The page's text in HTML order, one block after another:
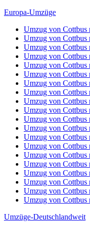
Europa-Umzüge
Umzug von Cottbus
Umzug von Cottbus
Umzug von Cottbus
Umzug von Cottbus
Umzug von Cottbus
Umzug von Cottbus
Umzug von Cottbus
Umzug von Cottbus
Umzug von Cottbus
Umzug von Cottbus
Umzug von Cottbus
Umzug von Cottbus
Umzug von Cottbus
Umzug von Cottbus
Umzug von Cottbus
Umzug von Cottbus
Umzug von Cottbus
Umzug von Cottbus
Umzug von Cottbus
Umzug von Cottbus
Umzüge-Deutschlandweit